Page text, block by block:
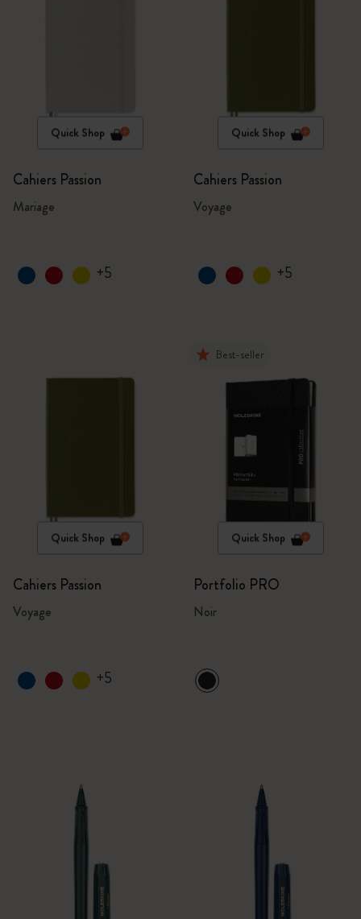
Quick Shop
Cahiers Passion
Mariage
+5
Quick Shop
Cahiers Passion
Voyage
+5
Quick Shop
Cahiers Passion
Voyage
+5
Best-seller
Quick Shop
Portfolio PRO
Noir